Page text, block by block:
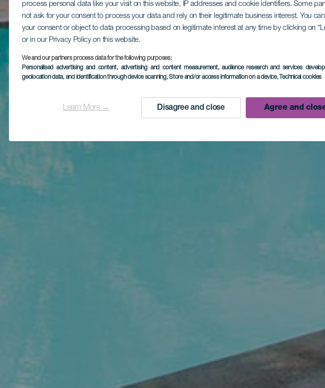
process personal data like your visit on this website, IP addresses and cookie identifiers. Some
not ask for your consent to process your data and rely on their legitimate business interest. You
your consent or object to data processing based on legitimate interest at any time by clicking on
or in our Privacy Policy on this website.
We and our partners process data for the following purposes:
Personalised advertising and content, advertising and content measurement, audience research and services
geolocation data, and identification through device scanning, Store and/or access information on a device, Technical cookies
Learn More → Disagree and close Agree and